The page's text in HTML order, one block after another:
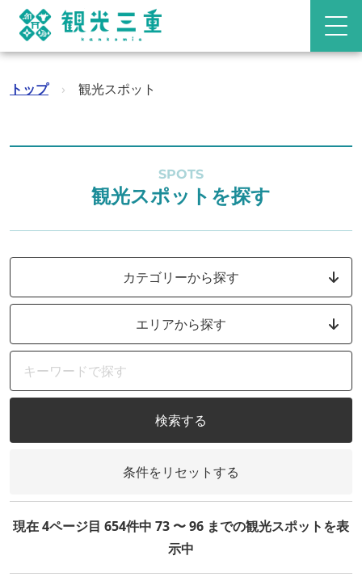
トップ › 観光スポット
SPOTS
観光スポットを探す
カテゴリーから探す
エリアから探す
検索する
条件をリセットする
現在 4ページ目 654件中 73 〜 96 までの観光スポットを表
示中